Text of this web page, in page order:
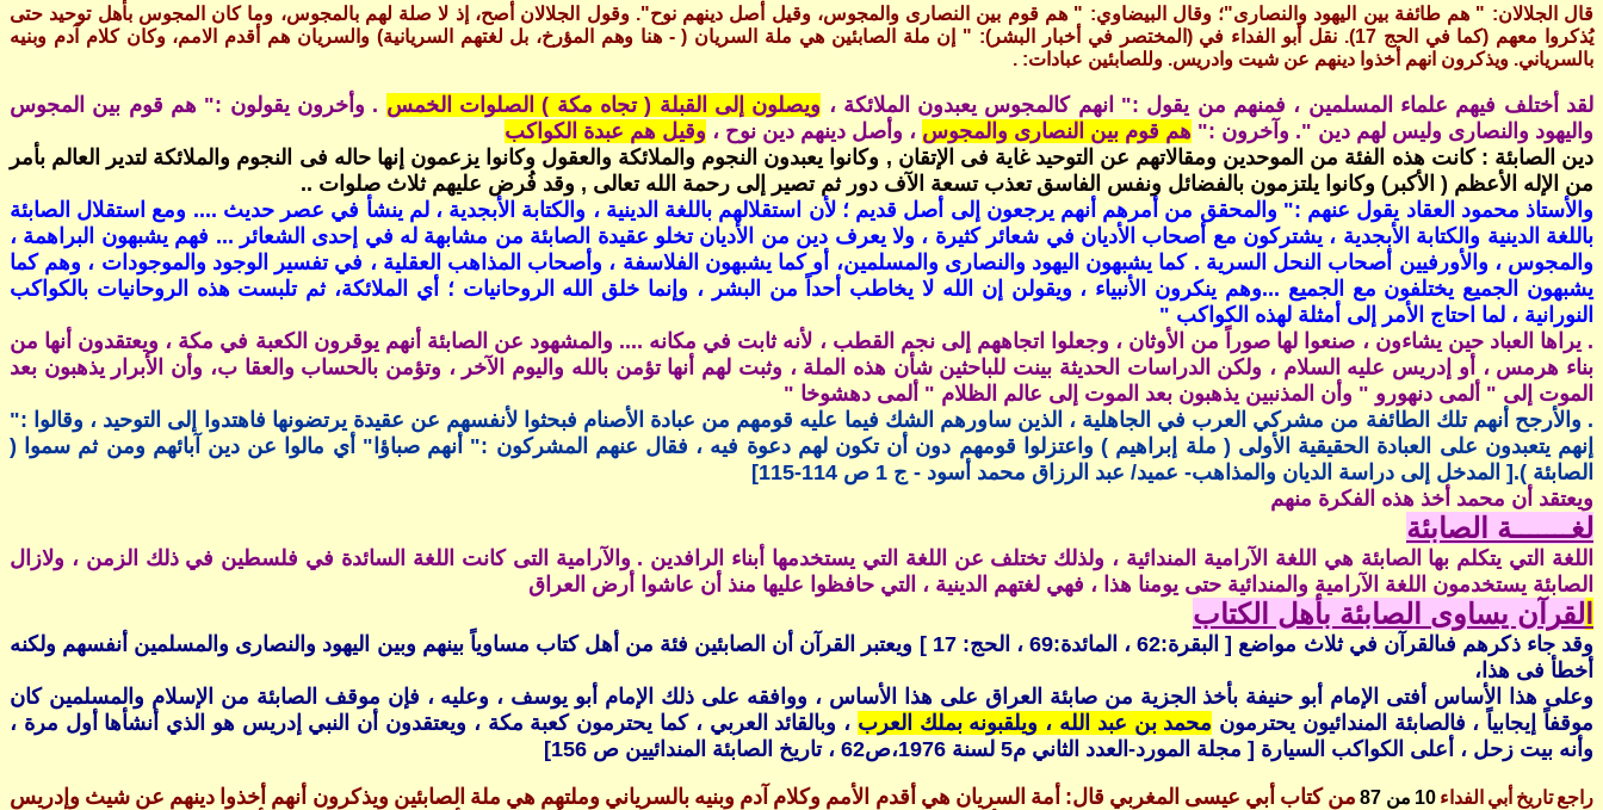
قال الجلالان: " هم طائفة بين اليهود والنصارى"؛ وقال البيضاوي: " هم قوم بين النصارى والمجوس، وقيل أصل دينهم نوح". وقول الجلالان أصح، إذ لا صلة لهم بالمجوس، وما كان المجوس بأهل توحيد حتى
يُذكروا معهم (كما في الحج 17). نقل أبو الفداء في (المختصر في أخبار البشر): " إن ملة الصابئين هي ملة السريان ( - هنا وهم المؤرخ، بل لغتهم السريانية) والسريان هم أقدم الامم، وكان كلام آدم وبنيه
بالسرياني. ويذكرون انهم أخذوا دينهم عن شيت وادريس. وللصابئين عبادات: .
لقد أختلف فيهم علماء المسلمين ، فمنهم من يقول :" انهم كالمجوس يعبدون الملائكة ، ويصلون إلى القبلة ( تجاه مكة ) الصلوات الخمس . وأخرون يقولون :" هم قوم بين المجوس
واليهود والنصارى وليس لهم دين ". وآخرون :" هم قوم بين النصارى والمجوس ، وأصل دينهم دين نوح ، وقيل هم عبدة الكواكب
دين الصابئة : كانت هذه الفئة من الموحدين ومقالاتهم عن التوحيد غاية فى الإتقان , وكانوا يعبدون النجوم والملائكة والعقول وكانوا يزعمون إنها حاله فى النجوم والملائكة لتدير العالم بأمر
من الإله الأعظم ( الأكبر) وكانوا يلتزمون بالفضائل ونفس الفاسق تعذب تسعة الآف دور ثم تصير إلى رحمة الله تعالى , وقد فُرض عليهم ثلاث صلوات ..
والأستاذ محمود العقاد يقول عنهم :" والمحقق من أمرهم أنهم يرجعون إلى أصل قديم ؛ لأن استقلالهم باللغة الدينية ، والكتابة الأبجدية ، لم ينشأ في عصر حديث .... ومع استقلال الصابئة
باللغة الدينية والكتابة الأبجدية ، يشتركون مع أصحاب الأديان في شعائر كثيرة ، ولا يعرف دين من الأديان تخلو عقيدة الصابئة من مشابهة له في إحدى الشعائر ... فهم يشبهون البراهمة ،
والمجوس ، والأورفيين أصحاب النحل السرية . كما يشبهون اليهود والنصارى والمسلمين، أو كما يشبهون الفلاسفة ، وأصحاب المذاهب العقلية ، في تفسير الوجود والموجودات ، وهم كما
يشبهون الجميع يختلفون مع الجميع ...وهم ينكرون الأنبياء ، ويقولن إن الله لا يخاطب أحداً من البشر ، وإنما خلق الله الروحانيات ؛ أي الملائكة، ثم تلبست هذه الروحانيات بالكواكب
النورانية ، لما احتاج الأمر إلى أمثلة لهذه الكواكب "
. يراها العباد حين يشاءون ، صنعوا لها صوراً من الأوثان ، وجعلوا اتجاههم إلى نجم القطب ، لأنه ثابت في مكانه .... والمشهود عن الصابئة أنهم يوقرون الكعبة في مكة ، ويعتقدون أنها من
بناء هرمس ، أو إدريس عليه السلام ، ولكن الدراسات الحديثة بينت للباحثين شأن هذه الملة ، وثبت لهم أنها تؤمن بالله واليوم الآخر ، وتؤمن بالحساب والعقا ب، وأن الأبرار يذهبون بعد
الموت إلى " ألمى دنهورو " وأن المذنبين يذهبون بعد الموت إلى عالم الظلام " ألمى دهشوخا "
. والأرجح أنهم تلك الطائفة من مشركي العرب في الجاهلية ، الذين ساورهم الشك فيما عليه قومهم من عبادة الأصنام فبحثوا لأنفسهم عن عقيدة يرتضونها فاهتدوا إلى التوحيد ، وقالوا :"
إنهم يتعبدون على العبادة الحقيقية الأولى ( ملة إبراهيم ) واعتزلوا قومهم دون أن تكون لهم دعوة فيه ، فقال عنهم المشركون :" أنهم صباؤا" أي مالوا عن دين آبائهم ومن ثم سموا (
الصابئة ).[ المدخل إلى دراسة الديان والمذاهب- عميد/ عبد الرزاق محمد أسود - ج 1 ص 114-115]
ويعتقد أن محمد أخذ هذه الفكرة منهم
لغـــــــة الصابئة
اللغة التي يتكلم بها الصابئة هي اللغة الآرامية المندائية ، ولذلك تختلف عن اللغة التي يستخدمها أبناء الرافدين . والآرامية التى كانت اللغة السائدة في فلسطين في ذلك الزمن ، ولازال
الصابئة يستخدمون اللغة الآرامية والمندائية حتى يومنا هذا ، فهي لغتهم الدينية ، التي حافظوا عليها منذ أن عاشوا أرض العراق
لقرآن يساوى الصابئة بأهل الكتاب
وقد جاء ذكرهم فىالقرآن في ثلاث مواضع [ البقرة:62 ، المائدة:69 ، الحج: 17 ] ويعتبر القرآن أن الصابئين فئة من أهل كتاب مساوياً بينهم وبين اليهود والنصارى والمسلمين أنفسهم ولكنه
أخطأ فى هذا،
وعلى هذا الأساس أفتى الإمام أبو حنيفة بأخذ الجزية من صابئة العراق على هذا الأساس ، ووافقه على ذلك الإمام أبو يوسف ، وعليه ، فإن موقف الصابئة من الإسلام والمسلمين كان
موقفاً إيجابياً ، فالصابئة المندائيون يحترمون محمد بن عبد الله ، ويلقبونه بملك العرب ، وبالقائد العربي ، كما يحترمون كعبة مكة ، ويعتقدون أن النبي إدريس هو الذي أنشأها أول مرة ،
وأنه بيت زحل ، أعلى الكواكب السيارة [ مجلة المورد-العدد الثاني م5 لسنة 1976،ص62 ، تاريخ الصابئة المندائيين ص 156]
راجع تاريخ أبي الفداء10 من 87
من كتاب أبي عيسى المغربي قال‏:‏ أمة السريان هي أقدم الأمم وكلام آدم وبنيه بالسرياني وملتهم هي ملة الصابئين ويذكرون أنهم أخذوا دينهم عن شيث وإدريس